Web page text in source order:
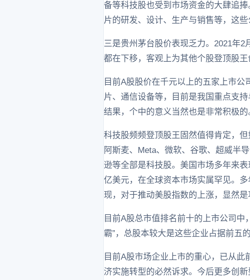
备等科技股也受到市场资金的大肆追
片的研发、设计、生产与销售等，这
三是贵州茅台股价表现乏力。2021年
都在下移，客观上为其他个股登顶股王
目前A股股价在千元以上的五家上市
片、通信设备等，目前是我国重点支
结果，个中的意义当然也是非常积极的
科技股频频登顶股王固然值得肯定，
阿斯麦、Meta、微软、谷歌、超威半
逊等全部是科技股。美国市场多年来
亿美元，在全球资本市场实属罕见。
现，对于推动美股指数的上涨，显然是
目前A股总市值排名前十的上市公司
霸”，总股本较大是这些企业占据前五
目前A股市场企业上市的重心，已从
济实施转型的必然诉求。今后更多创